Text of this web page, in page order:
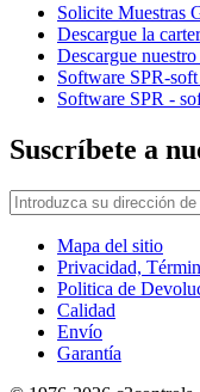
Solicite Muestras
Descargue la
Descargue
Software SPR-
Software SPR -
Suscríbete a
Mapa del sitio
Privacidad,
Politica de
Calidad
Envío
Garantía